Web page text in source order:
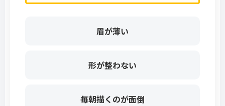
眉が薄い
形が整わない
毎朝描くのが面倒